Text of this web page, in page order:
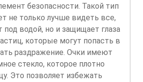
безопасности. Такой тип
не только лучше видеть все,
под водой, но и защищает глаза
которые могут попасть в
раздражение. Очки имеют
стекло, которое плотно
Это позволяет избежать